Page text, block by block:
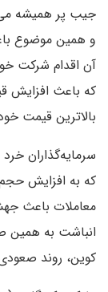
جیب پر همیشه
و همین موضوع
که باعث افزایش
بالاترین قیمت خود در آن
سرمایه‌گذاران
که به افزایش
معاملات باعث
انباشت به همین
کوین، روند